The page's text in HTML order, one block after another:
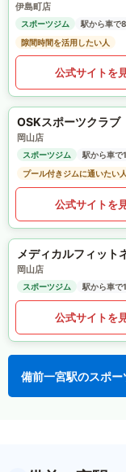
伊島町店
スポーツジム
駅から車で
隙間時間を活用したい人
公式サイトを
OSKスポーツクラブ
岡山店
スポーツジム
駅から車で
プール付きジムに通いたい人
公式サイトを
メディカルフィット
岡山店
スポーツジム 駅から車で
公式サイトを
備前一宮駅のスポ